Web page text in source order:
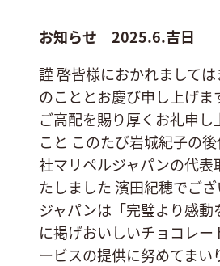
お知らせ 2025.6.吉日
謹 啓皆様におかれまして
のこととお慶び申し上げま
ご高配を賜り厚くお礼申し
こと このたび岩城紀子の
社マリペルジャパンの代表
たしました 濱田紀穂でご
ジャパンは「完璧より感動
に掲げおいしいチョコレー
ービスの提供に努めてまい